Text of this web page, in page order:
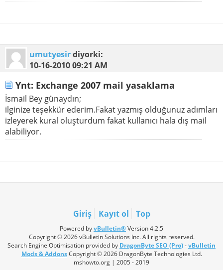
umutyesirdiyorki:
10-16-201009:21 AM
Ynt: Exchange 2007 mail yasaklama
İsmail Bey günaydın;
ilginize teşekkür ederim.Fakat yazmış olduğunuz adımları
izleyerek kural oluşturdum fakat kullanıcı hala dış mail
alabiliyor.
Giriş Kayıt ol Top
Powered byvBulletin®Version 4.2.5
Copyright © 2026 vBulletin Solutions Inc. All rights reserved.
Search Engine Optimisation provided by DragonByte SEO (Pro)-vBulletin
Mods & AddonsCopyright © 2026 DragonByte Technologies Ltd.
mshowto.org | 2005 - 2019